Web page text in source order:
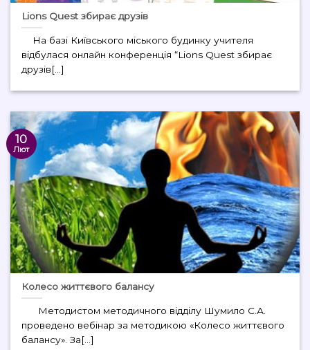
Lions Quest збирає друзів
На базі Київського міського будинку учителя
відбулася онлайн конференція “Lions Quest збирає
друзів[...]
Колесо життєвого балансу
Методистом методичного відділу Шумило С.А.
проведено вебінар за методикою «Колесо життєвого
балансу». За[...]
10
Лют